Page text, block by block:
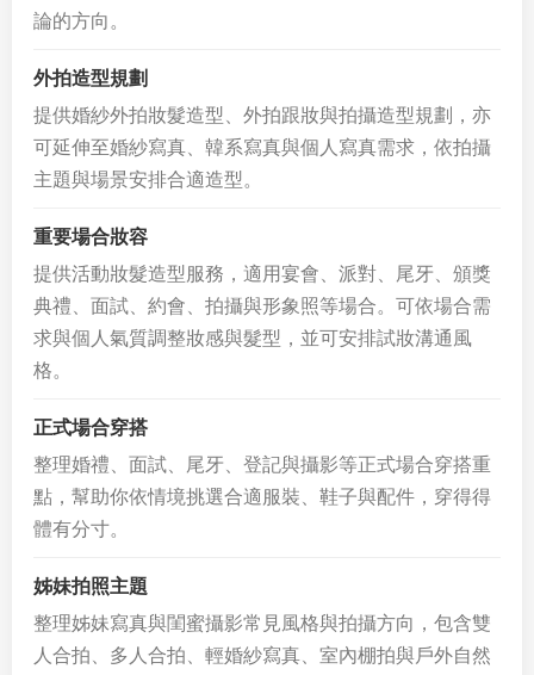
論的方向。
外拍造型規劃
提供婚紗外拍妝髮造型、外拍跟妝與拍攝造型規劃，亦
可延伸至婚紗寫真、韓系寫真與個人寫真需求，依拍攝
主題與場景安排合適造型。
重要場合妝容
提供活動妝髮造型服務，適用宴會、派對、尾牙、頒獎
典禮、面試、約會、拍攝與形象照等場合。可依場合需
求與個人氣質調整妝感與髮型，並可安排試妝溝通風
格。
正式場合穿搭
整理婚禮、面試、尾牙、登記與攝影等正式場合穿搭重
點，幫助你依情境挑選合適服裝、鞋子與配件，穿得得
體有分寸。
姊妹拍照主題
整理姊妹寫真與閨蜜攝影常見風格與拍攝方向，包含雙
人合拍、多人合拍、輕婚紗寫真、室內棚拍與戶外自然